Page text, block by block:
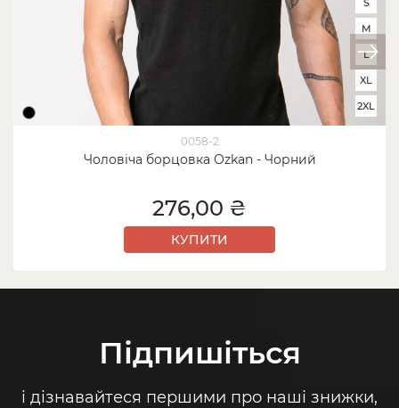
0058-2
Чоловіча борцовка Ozkan - Чорний
M
L
XL
2XL
276,00 ₴
КУПИТИ
Підпишіться
і дізнавайтеся першими про наші знижки,